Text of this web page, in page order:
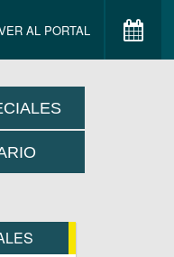
AL PORTAL